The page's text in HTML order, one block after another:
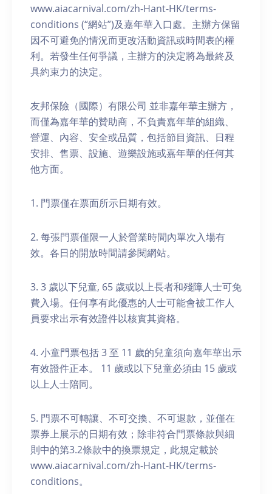
www.aiacarnival.com/zh-Hant-HK/terms-
conditions (“網站”)及嘉年華入口處。主辦方保留
因不可避免的情況而更改活動資訊或時間表的權
利。若發生任何爭議，主辦方的決定將為最終及
具約束力的決定。
友邦保險（國際）有限公司 並非嘉年華主辦方，
而僅為嘉年華的贊助商，不負責嘉年華的組織、
營運、內容、安全或品質，包括節目資訊、日程
安排、售票、設施、遊樂設施或嘉年華的任何其
他方面。
1. 門票僅在票面所示日期有效。
2. 每張門票僅限一人於營業時間內單次入場有
效。各日的開放時間請參閱網站。
3. 3 歲以下兒童, 65 歲或以上長者和殘障人士可免
費入場。任何享有此優惠的人士可能會被工作人
員要求出示有效證件以核實其資格。
4. 小童門票包括 3 至 11 歲的兒童須向嘉年華出示
有效證件正本。 11 歲或以下兒童必須由 15 歲或
以上人士陪同。
5. 門票不可轉讓、不可交換、不可退款，並僅在
票券上展示的日期有效；除非符合門票條款與細
則中的第3.2條款中的換票規定，此規定載於
www.aiacarnival.com/zh-Hant-HK/terms-
conditions。